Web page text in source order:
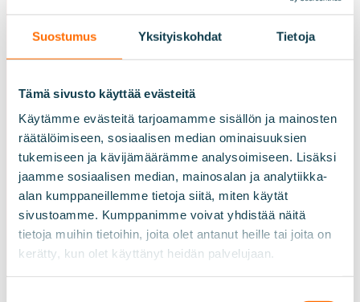
Suostumus Yksityiskohdat Tietoja
Tämä sivusto käyttää evästeitä
Käytämme evästeitä tarjoamamme sisällön ja mainosten
räätälöimiseen, sosiaalisen median ominaisuuksien
tukemiseen ja kävijämäärämme analysoimiseen. Lisäksi
jaamme sosiaalisen median, mainosalan ja analytiikka-
alan kumppaneillemme tietoja siitä, miten käytät
sivustoamme. Kumppanimme voivat yhdistää näitä
tietoja muihin tietoihin, joita olet antanut heille tai joita on
kerätty, kun olet käyttänyt heidän palvelujaan.